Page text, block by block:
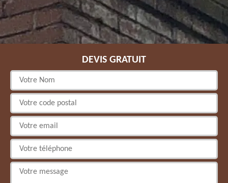
DEVIS GRATUIT